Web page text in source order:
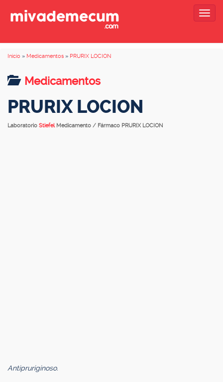
Inicio » Medicamentos » PRURIX LOCION
Medicamentos
PRURIX LOCION
Laboratorio Stiefel Medicamento / Fármaco PRURIX LOCION
Antipruriginoso.